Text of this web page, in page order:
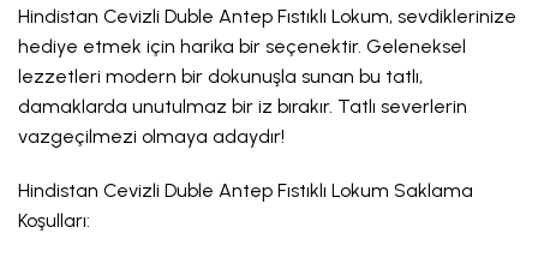
Hindistan Cevizli Duble Antep Fıstıklı Lokum, sevdiklerinize
hediye etmek için harika bir seçenektir. Geleneksel
lezzetleri modern bir dokunuşla sunan bu tatlı,
damaklarda unutulmaz bir iz bırakır. Tatlı severlerin
vazgeçilmezi olmaya adaydır!
Hindistan Cevizli Duble Antep Fıstıklı Lokum Saklama
Koşulları: